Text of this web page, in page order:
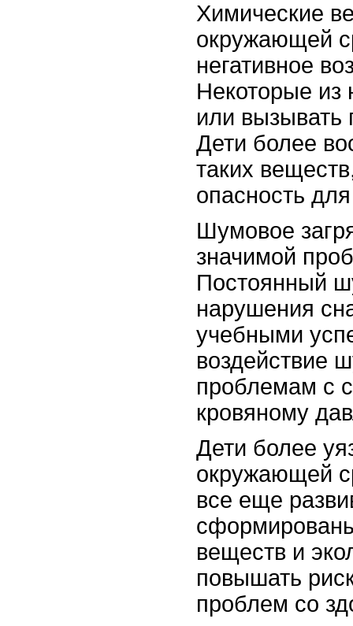
Химические
окружающей
негативное
Некоторые из
или вызывать
Дети более
таких
опасность
Шумовое
значимой
Постоянный
нарушения
учебными
воздействие
проблемам с
кровяному
Дети более
окружающей
все еще
веществ и
повышать
проблем со